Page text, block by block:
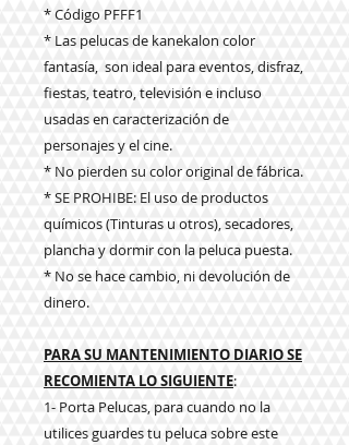
* Código PFFF1
* Las pelucas de kanekalon color
fantasía, son ideal para eventos, disfraz,
fiestas, teatro, televisión e incluso
usadas en caracterización de
personajes y el cine.
* No pierden su color original de fábrica.
* SE PROHIBE: El uso de productos
químicos (Tinturas u otros), secadores,
plancha y dormir con la peluca puesta.
* No se hace cambio, ni devolución de
dinero.
PARA SU MANTENIMIENTO DIARIO SE
RECOMIENTA LO SIGUIENTE:
1- Porta Pelucas, para cuando no la
utilices guardes tu peluca sobre este